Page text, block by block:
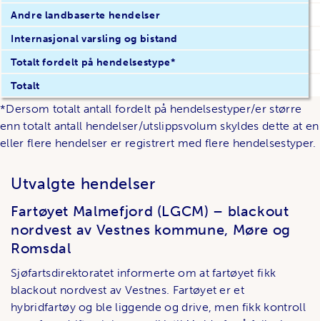
Andre landbaserte hendelser
Internasjonal varsling og bistand
Totalt fordelt på hendelsestype*
Totalt
*Dersom totalt antall fordelt på hendelsestyper/er større
enn totalt antall hendelser/utslippsvolum skyldes dette at en
eller flere hendelser er registrert med flere hendelsestyper.
Utvalgte hendelser
Fartøyet Malmefjord (LGCM) – blackout
nordvest av Vestnes kommune, Møre og
Romsdal
Sjøfartsdirektoratet informerte om at fartøyet fikk
blackout nordvest av Vestnes. Fartøyet er et
hybridfartøy og ble liggende og drive, men fikk kontroll